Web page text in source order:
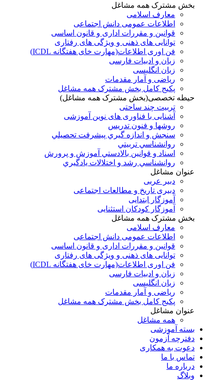
بخش مشترک همه مشاغل
معارف اسلامی
اطلاعات عمومی دانش اجتماعی
قوانین و مقررات اداری و قانون اساسی
توانایی های ذهنی و ویژگی های رفتاری
فن اوری اطلاعات(مهارت خای هفتگانه ICDL)
زبان و ادبیات فارسی
زبان انگلیسی
ریاضی و آمار مقدمات
پکیج کامل بخش مشترک همه مشاغل
حیطه تخصصی(بخش مشترک همه مشاغل)
تربیت چند ساحتی
آشنایی با فناوری های نوین آموزشی
روشها و فنون تدريس
سنجش و اندازه گيري پيشرفت تحصيلي
روانشناسي تربيتي
اسناد و قوانين بالادستي آموزش و پرورش
روانشناسي رشد و اختلالات يادگيري
عنوان مشاغل
دبير عربی
دبیری تاریخ و مطالعات اجتماعی
آموزگار ابتدایی
آموزگار کودکان استثنایی
بخش مشترک همه مشاغل
معارف اسلامی
اطلاعات عمومی دانش اجتماعی
قوانین و مقررات اداری و قانون اساسی
توانایی های ذهنی و ویژگی های رفتاری
فن اوری اطلاعات(مهارت خای هفتگانه ICDL)
زبان و ادبیات فارسی
زبان انگلیسی
ریاضی و آمار مقدمات
پکیج کامل بخش مشترک همه مشاغل
عنوان مشاغل
همه مشاغل
بسته آموزشی
دفترچه آزمون
دعوت به همکاری
تماس با ما
درباره ما
وبلاگ